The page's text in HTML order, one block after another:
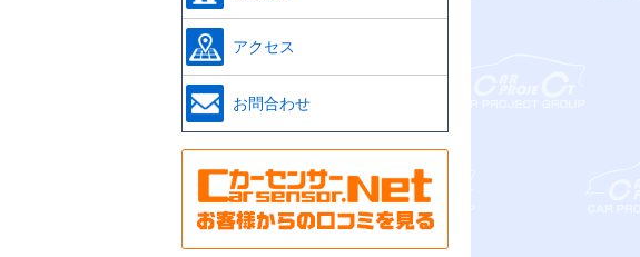
アクセス
お問合わせ